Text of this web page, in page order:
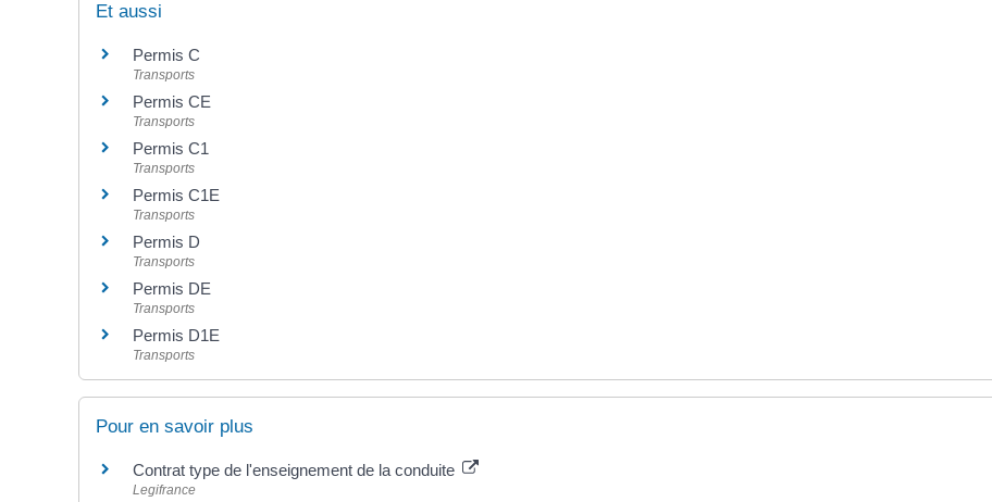
Et aussi
Permis C
Transports
Permis CE
Transports
Permis C1
Transports
Permis C1E
Transports
Permis D
Transports
Permis DE
Transports
Permis D1E
Transports
Pour en savoir plus
Contrat type de l'enseignement de la conduite
Legifrance